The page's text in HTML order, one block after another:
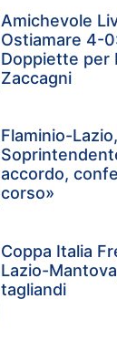
Amichevole
Ostiamare 4-
Doppiette per
Zaccagni
Flaminio-
accordo,
corso»
Coppa Italia
Lazio-
tagliandi